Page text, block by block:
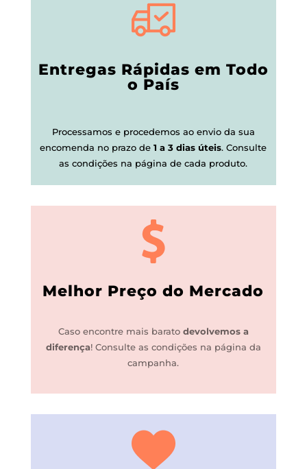
Entregas Rápidas em Todo
o País
Processamos e procedemos ao envio da sua
encomenda no prazo de1 a 3 dias úteis.Consulte
as condições na página de cada produto.
Melhor Preço do Mercado
Caso encontre mais barato devolvemos a
diferença! Consulte as condições na página da
campanha.